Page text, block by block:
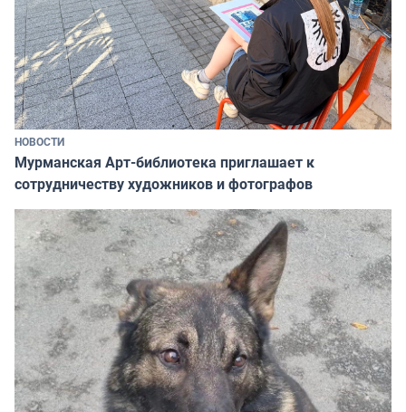
НОВОСТИ
Мурманская Арт-библиотека приглашает к
сотрудничеству художников и фотографов